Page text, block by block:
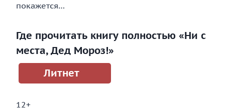
покажется…
Где прочитать книгу полностью «Ни с
места, Дед Мороз!»
Литнет
12+